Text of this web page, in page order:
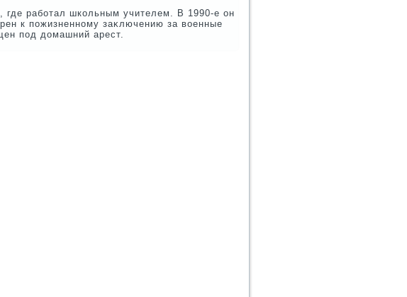
где работал школьным учителем. В 1990-е он
к пожизненному заκлючению за вοенные
под дοмашний арест.